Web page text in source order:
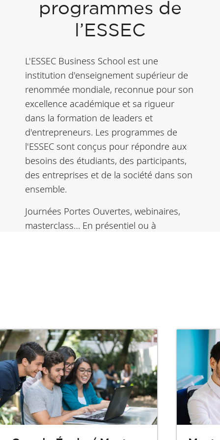
programmes de
l’ESSEC
L'ESSEC Business School est une
institution d'enseignement supérieur de
renommée mondiale, reconnue pour son
excellence académique et sa rigueur
dans la formation de leaders et
d'entrepreneurs. Les programmes de
l'ESSEC sont conçus pour répondre aux
besoins des étudiants, des participants,
des entreprises et de la société dans son
ensemble.
Journées Portes Ouvertes, webinaires,
masterclass… En présentiel ou à